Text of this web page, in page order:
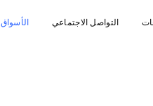
التواصل الاجتماعي الأسواق